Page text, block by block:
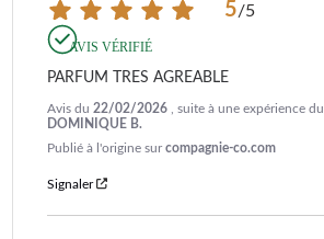
5/5
AVIS VÉRIFIÉ
PARFUM TRES AGREABLE
Avis du 22/02/2026 , suite à une expérience du
DOMINIQUE B.
Publié à l'origine surcompagnie-co.com
Signaler